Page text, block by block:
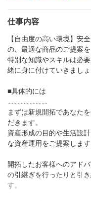
対応時間：10:00～22:00(日曜・年
転職の「モヤモヤ」、一人で
気軽に相談してみませんか？
dodaの使い方は？
今の仕事を続けるべき？
ヘルプ
仕事内容
【自由度の高い環境】安
の、最適な商品のご提案
特別な知識やスキルは必
緒に身に付けていきまし
■具体的には
まずは新規開拓であなた
だきます。
資産形成の目的や生活設
な資産運用をご提案します
開拓したお客様へのアド
の引継ぎを行ったりと引
す。